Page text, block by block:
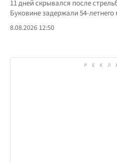
11 дней скрывался после
Буковине задержали 54-
8.08.2026 12:50